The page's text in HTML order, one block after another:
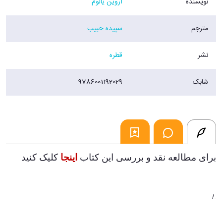
مترجم سپیده حبیب
نشر قطره
شابک 9786001192029
برای مطالعه نقد و بررسی این کتاب اینجا کلیک کنید
./